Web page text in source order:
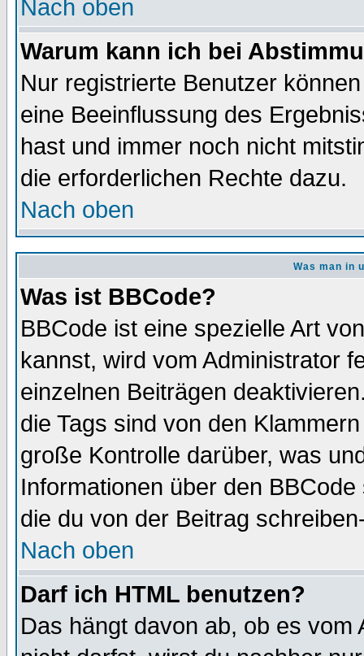
Nach oben
Warum kann ich bei
Nur registrierte Benutzer
eine Beeinflussung des
hast und immer noch nicht
die erforderlichen Rechte dazu.
Nach oben
Was man in
Was ist BBCode?
BBCode ist eine spezielle Art
kannst, wird vom Administrator
einzelnen Beiträgen
die Tags sind von den
große Kontrolle darüber, was
Informationen über den
die du von der Beitrag
Nach oben
Darf ich HTML benutzen?
Das hängt davon ab, ob es